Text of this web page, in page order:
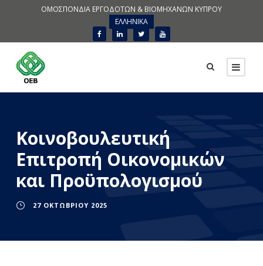
ΟΜΟΣΠΟΝΔΙΑ ΕΡΓΟΔΟΤΩΝ & ΒΙΟΜΗΧΑΝΩΝ ΚΥΠΡΟΥ
ΕΛΛΗΝΙΚΑ
Κοινοβουλευτική
Επιτροπή Οικονομικών
και Προϋπολογισμού
27 ΟΚΤΩΒΡΊΟΥ 2025